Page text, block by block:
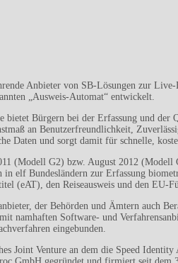
Anbieter von SB-Lösungen zur
„Ausweis-Automat“ entwickelt.
bietet Bürgern bei der Erfassung und
an Benutzerfreundlichkeit,
und sorgt damit für schnelle,
(Modell G2) bzw. August 2012
elf Bundesländern zur Erfassung
(eAT), den Reiseausweis und den EU-
der Behörden und Ämtern auch
namhaften Software- und
eingebunden.
Joint Venture an dem die Speed